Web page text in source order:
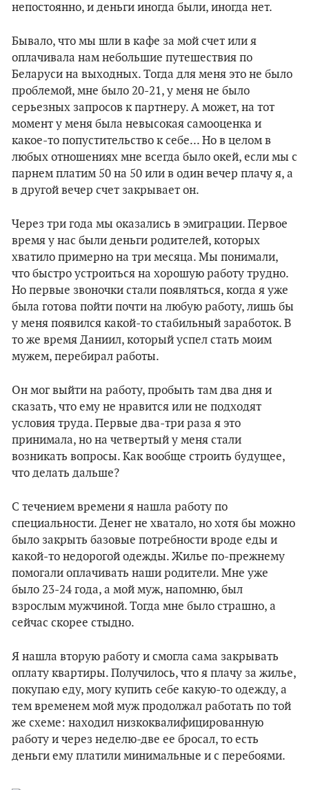
непостоянно, и деньги иногда были, иногда нет.
Бывало, что мы шли в кафе за мой счет или я
оплачивала нам небольшие путешествия по
Беларуси на выходных. Тогда для меня это не было
проблемой, мне было 20-21, у меня не было
серьезных запросов к партнеру. А может, на тот
момент у меня была невысокая самооценка и
какое-то попустительство к себе... Но в целом в
любых отношениях мне всегда было окей, если мы с
парнем платим 50 на 50 или в один вечер плачу я, а
в другой вечер счет закрывает он.
Через три года мы оказались в эмиграции. Первое
время у нас были деньги родителей, которых
хватило примерно на три месяца. Мы понимали,
что быстро устроиться на хорошую работу трудно.
Но первые звоночки стали появляться, когда я уже
была готова пойти почти на любую работу, лишь бы
у меня появился какой-то стабильный заработок. В
то же время Даниил, который успел стать моим
мужем, перебирал работы.
Он мог выйти на работу, пробыть там два дня и
сказать, что ему не нравится или не подходят
условия труда. Первые два-три раза я это
принимала, но на четвертый у меня стали
возникать вопросы. Как вообще строить будущее,
что делать дальше?
С течением времени я нашла работу по
специальности. Денег не хватало, но хотя бы можно
было закрыть базовые потребности вроде еды и
какой-то недорогой одежды. Жилье по-прежнему
помогали оплачивать наши родители. Мне уже
было 23-24 года, а мой муж, напомню, был
взрослым мужчиной. Тогда мне было страшно, а
сейчас скорее стыдно.
Я нашла вторую работу и смогла сама закрывать
оплату квартиры. Получилось, что я плачу за жилье,
покупаю еду, могу купить себе какую-то одежду, а
тем временем мой муж продолжал работать по той
же схеме: находил низкоквалифицированную
работу и через неделю-две ее бросал, то есть
деньги ему платили минимальные и с перебоями.